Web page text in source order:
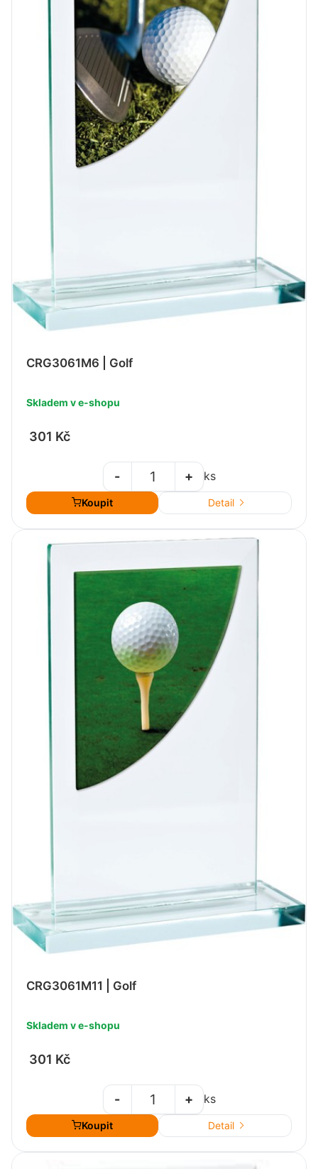
CRG3061M6 | Golf
Skladem v e-shopu
301 Kč
+
- ks
Koupit Detail
CRG3061M11 | Golf
Skladem v e-shopu
301 Kč
+
- ks
Koupit Detail